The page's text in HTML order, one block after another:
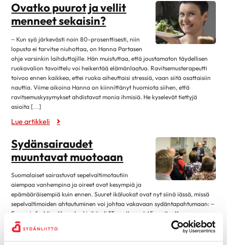
Sydänsairaudet
Eteisvärinä
Harvinaiset sydänsairaudet
Kardiomyopatiat
Kohonnut verenpaine
Läppäviat
Muut rytmihäiriöt
Sydänlihaksen ja läppien tulehdukset
Sydänsairauksien oireet ja vaaratekijät
Sydänsairauksien tutkimukset
Synnynnäiset sydänviat
Tahdistinhoito
Terveys & Hyvinvointi
Alkoholi
lokakuu 2023 12
syyskuu 2023
elokuu 2023 13
kesäkuu 2023
toukokuu 2023
huhtikuu 2023
maaliskuu 2023
helmikuu 2023
tammikuu 2023 14
marraskuu 2022 2
syyskuu 2022
elokuu 2022
toukokuu 2022 2
Ovatko puurot ja vellit
menneet sekaisin?
– Kun syö järkevästi noin 80-prosenttisesti, niin
lopusta ei tarvitse niuhottaa, on Hanna Partasen
ohje varsinkin laihduttajille. Hän muistuttaa, että joustamaton täydellisen
ruokavalion tavoittelu voi heikentää elämänlaatua. Ravitsemusterapeutti
toivoo ennen kaikkea, ettei ruoka aiheuttaisi stressiä, vaan siitä osattaisiin
nauttia. Viime aikoina Hanna on kiinnittänyt huomiota siihen, että
ravitsemuskysymykset ahdistavat monia ihmisiä. He kyselevät tiettyjä
asioita […]
Lue artikkeli
Sydänsairaudet
muuntavat muotoaan
Suomalaiset sairastuvat sepelvaltimotautiin
aiempaa vanhempina ja oireet ovat kesympiä ja
epämääräisempiä kuin ennen. Suuret ikäluokat ovat nyt siinä iässä, missä
sepelvaltimoiden ahtautuminen voi johtaa vakavaan sydäntapahtumaan: –
Ennen infarktipotilaan keski-ikä oli 55 vuotta, nyt 65 vuotta. Kun
verenpainetta ja kolesterolia hoidetaan aktiivisesti, sydämet pärjäävät
paremmin ja ihmiset sairastuvat myöhemmin, sanoo Sydäntutkimussäätiön
hallituksen puheenjohtaja Markku S. […]